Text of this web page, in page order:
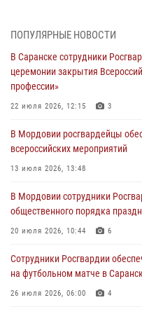
06 августа 2026, 08:14 9
В Саранске сотрудники
повредившего имущество в
06 августа 2026, 07:03
незамедлительно
05 августа 2026, 15:04
подозреваемого в причинении
05 августа 2026, 12:34
проведения масштабного
05 августа 2026, 09:04 4
ПОПУЛЯРНЫЕ НОВОСТИ
В Саранске сотрудники
церемонии закрытия
профессии»
22 июля 2026, 12:15 3
В Мордовии росгвардейцы
всероссийских мероприятий
13 июля 2026, 13:48
В Мордовии сотрудники
общественного порядка
20 июля 2026, 10:44 6
Сотрудники Росгвардии
на футбольном матче в
26 июля 2026, 06:00 4